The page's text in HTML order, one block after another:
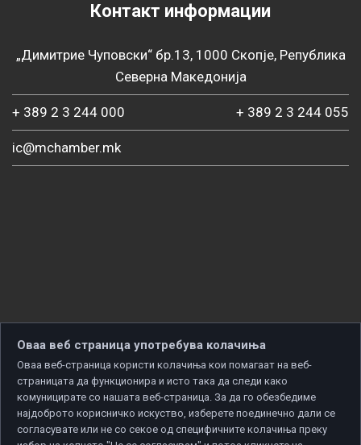
Контакт информации
„Димитрие Чуповски“ бр.13, 1000 Скопје, Република
Северна Македонија
+ 389 2 3 244 000 + 389 2 3 244 055
ic@mchamber.mk
Оваа веб страница употребува колачиња
Оваа веб-страница користи колачиња кои помагаат на веб-
страницата да функционира и исто така да следи како
комуницирате со нашата веб-страница. За да го обезбедиме
најдоброто корисничко искуство, изберете поединечно дали се
согласувате или не со секое од специфичните колачиња преку